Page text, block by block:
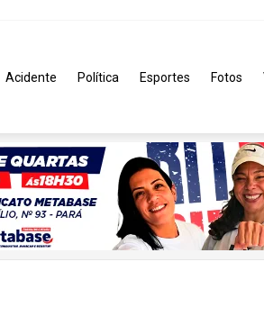
Acidente Política Esportes Fotos